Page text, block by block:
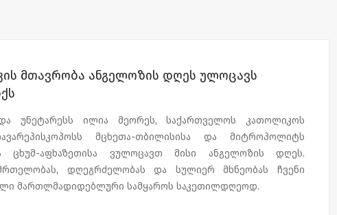
მთავრობა ანგელოზის დღეს ულოცავს
უნეტარესს ილია მეორეს, საქართველოს კათოლიკოს
მცხეთა-თბილისისა და მიტროპოლიტს
ცხუმ-აფხაზეთისა ვულოცავთ მისი ანგელოზის დღეს.
დღეგრძელობას და სულიერ მხნეობას ჩვენი
მართლმადიდებლური სამყაროს საკეთილდღეოდ.